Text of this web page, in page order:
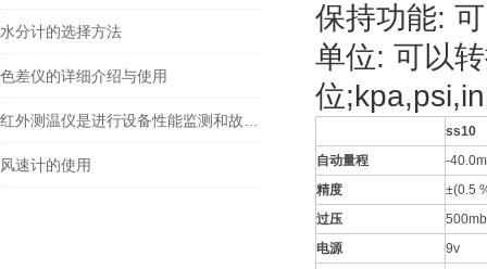
水分计的选择方法
色差仪的详细介绍与使用
风速计的使用
保持功能:
单位: 可以
位
ss10
自动量程
-
精度
±(0.5
过压
电源
9v